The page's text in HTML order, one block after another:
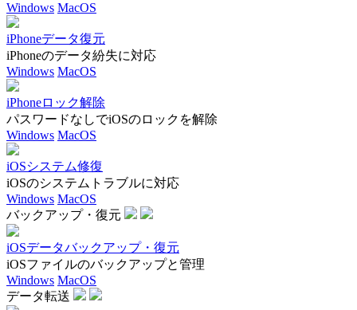
Windows MacOS
iPhoneデータ復元
iPhoneのデータ紛失に対応
Windows MacOS
iPhoneロック解除
パスワードなしでiOSのロックを解除
Windows MacOS
iOSシステム修復
iOSのシステムトラブルに対応
Windows MacOS
バックアップ・復元
iOSデータバックアップ・復元
iOSファイルのバックアップと管理
Windows MacOS
データ転送